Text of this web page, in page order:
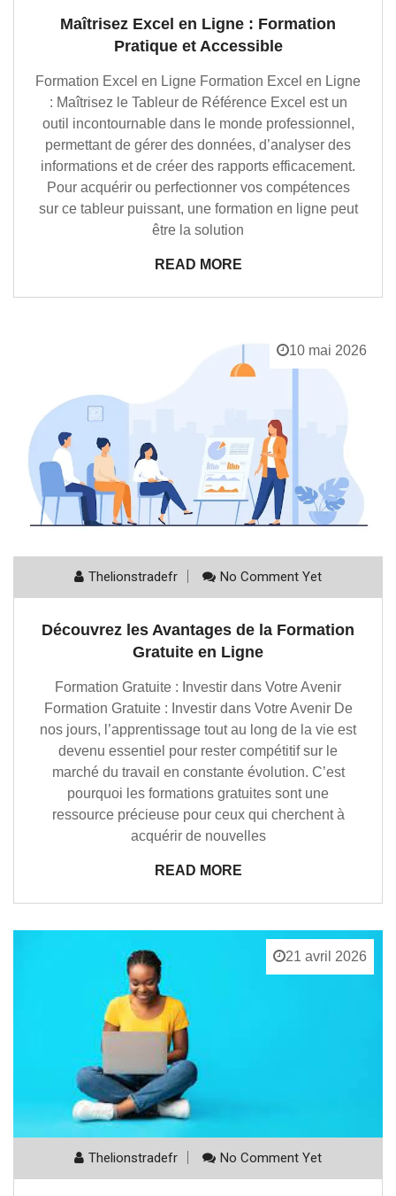
Maîtrisez Excel en Ligne : Formation
Pratique et Accessible
Formation Excel en Ligne Formation Excel en Ligne
: Maîtrisez le Tableur de Référence Excel est un
outil incontournable dans le monde professionnel,
permettant de gérer des données, d’analyser des
informations et de créer des rapports efficacement.
Pour acquérir ou perfectionner vos compétences
sur ce tableur puissant, une formation en ligne peut
être la solution
READ MORE
10 mai 2026
Thelionstradefr No Comment Yet
Découvrez les Avantages de la Formation
Gratuite en Ligne
Formation Gratuite : Investir dans Votre Avenir
Formation Gratuite : Investir dans Votre Avenir De
nos jours, l’apprentissage tout au long de la vie est
devenu essentiel pour rester compétitif sur le
marché du travail en constante évolution. C’est
pourquoi les formations gratuites sont une
ressource précieuse pour ceux qui cherchent à
acquérir de nouvelles
READ MORE
21 avril 2026
Thelionstradefr No Comment Yet